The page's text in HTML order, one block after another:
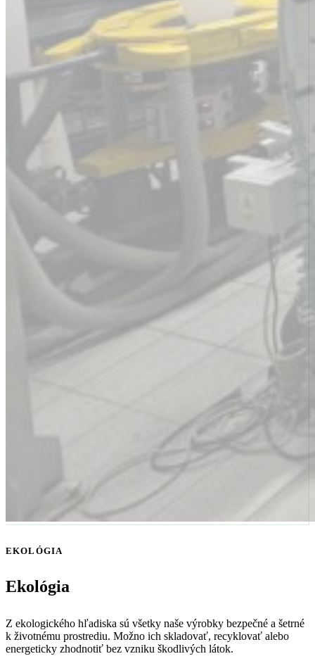
EKOLÓGIA
Ekológia
Z ekologického hľadiska sú všetky naše výrobky bezpečné a šetrné
k životnému prostrediu. Možno ich skladovať, recyklovať alebo
energeticky zhodnotiť bez vzniku škodlivých látok.